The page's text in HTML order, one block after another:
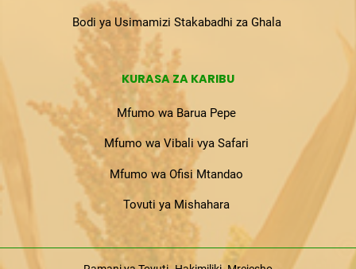
Bodi ya Usimamizi Stakabadhi za Ghala
KURASA ZA KARIBU
Mfumo wa Barua Pepe
Mfumo wa Vibali vya Safari
Mfumo wa Ofisi Mtandao
Tovuti ya Mishahara